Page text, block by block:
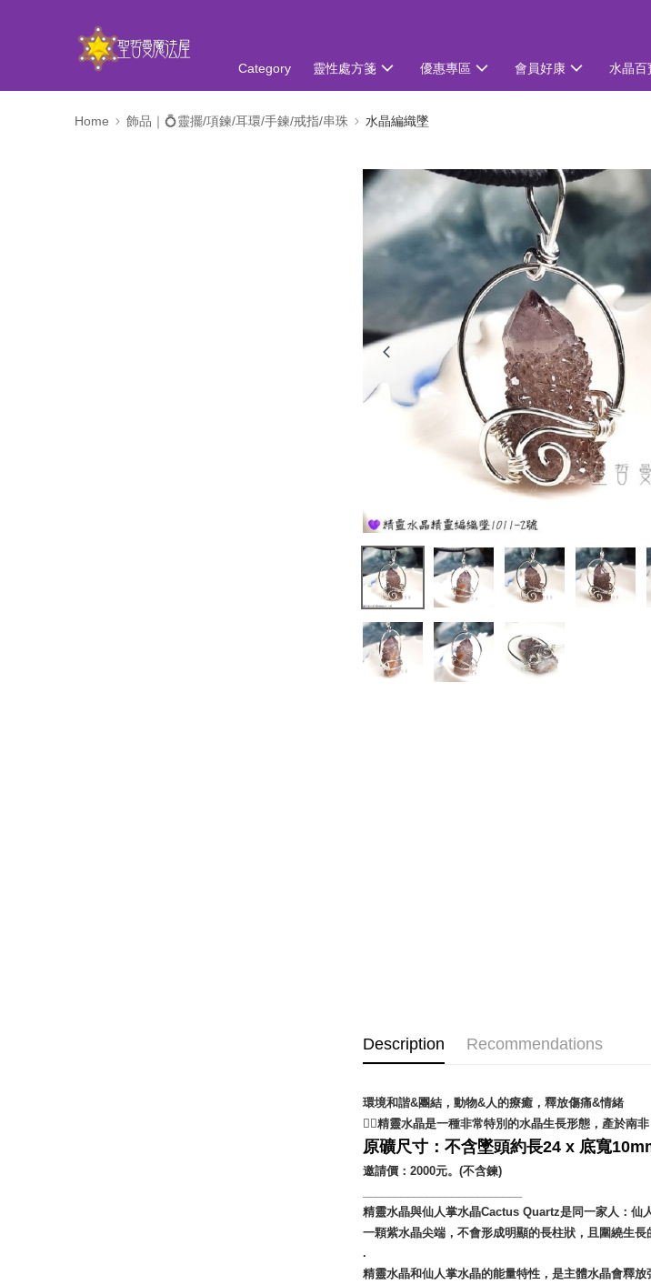
Category 靈性處方箋 優惠專區 會員好康 水晶百
Home 飾品｜💍靈擺/項鍊/耳環/手鍊/戒指/串珠 水晶編織墜
Description Recommendations
環境和諧&團結，動物&人的療癒，釋放傷痛&情緒
🧚‍♀️精靈水晶是一種非常特別的水晶生長形態，產於南
原礦尺寸：不含墜頭約長24 x 底寬
邀請價：2000元。(不含鍊)
精靈水晶與仙人掌水晶Cactus Quartz是同一家人：仙
一顆紫水晶尖端，不會形成明顯的長柱狀，且圍繞生長
.
精靈水晶和仙人掌水晶的能量特性，是主體水晶會釋